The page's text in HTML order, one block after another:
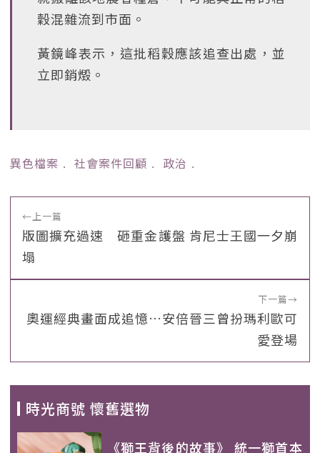
穀混雜流到市面。
黃鏡峰表示，這批稻穀應該追查出處，並
立即銷燬。
異色檔案 ﹒ 社會案件回顧 ﹒ 政治 ﹒
←上一篇
版圖擴充過速 砸重金護盤 肯尼士王國一夕崩
塌
下一篇→
奧運經典畫面成追憶…安倍晉三曾扮瑪利歐可
愛登場
時光商號 懷舊選物
《獅王背後的故事》 統一獅首本